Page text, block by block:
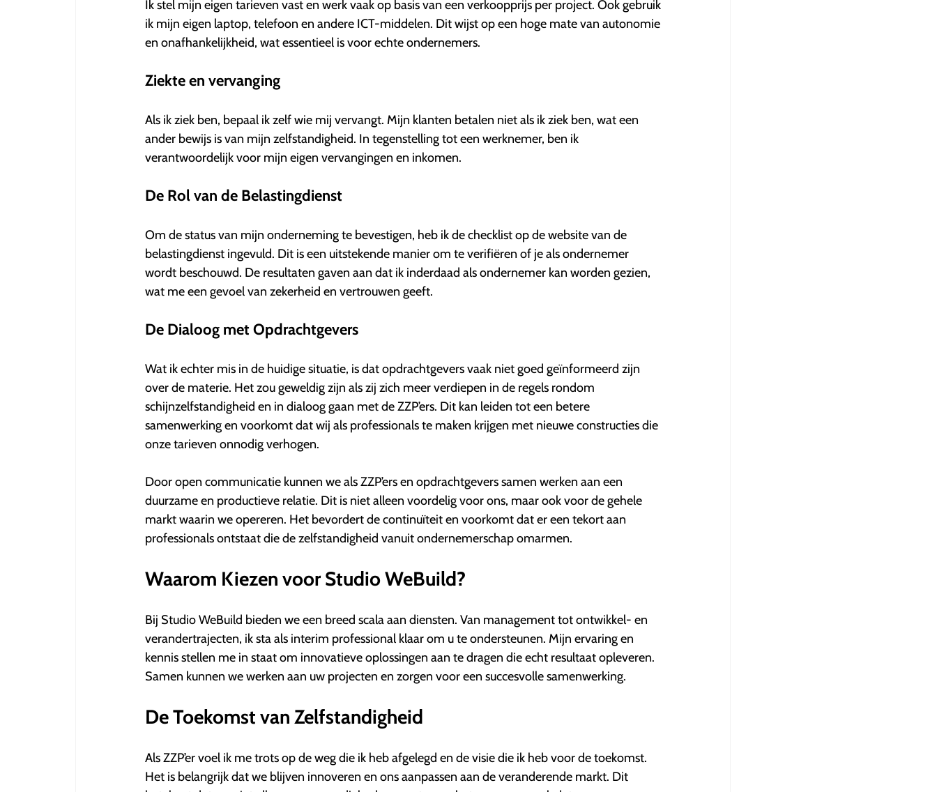
Ik stel mijn eigen tarieven vast en werk vaak op basis van een verkoopprijs per project. Ook gebruik
ik mijn eigen laptop, telefoon en andere ICT-middelen. Dit wijst op een hoge mate van autonomie
en onafhankelijkheid, wat essentieel is voor echte ondernemers.
Ziekte en vervanging
Als ik ziek ben, bepaal ik zelf wie mij vervangt. Mijn klanten betalen niet als ik ziek ben, wat een
ander bewijs is van mijn zelfstandigheid. In tegenstelling tot een werknemer, ben ik
verantwoordelijk voor mijn eigen vervangingen en inkomen.
De Rol van de Belastingdienst
Om de status van mijn onderneming te bevestigen, heb ik de checklist op de website van de
belastingdienst ingevuld. Dit is een uitstekende manier om te verifiëren of je als ondernemer
wordt beschouwd. De resultaten gaven aan dat ik inderdaad als ondernemer kan worden gezien,
wat me een gevoel van zekerheid en vertrouwen geeft.
De Dialoog met Opdrachtgevers
Wat ik echter mis in de huidige situatie, is dat opdrachtgevers vaak niet goed geïnformeerd zijn
over de materie. Het zou geweldig zijn als zij zich meer verdiepen in de regels rondom
schijnzelfstandigheid en in dialoog gaan met de ZZP’ers. Dit kan leiden tot een betere
samenwerking en voorkomt dat wij als professionals te maken krijgen met nieuwe constructies die
onze tarieven onnodig verhogen.
Door open communicatie kunnen we als ZZP’ers en opdrachtgevers samen werken aan een
duurzame en productieve relatie. Dit is niet alleen voordelig voor ons, maar ook voor de gehele
markt waarin we opereren. Het bevordert de continuïteit en voorkomt dat er een tekort aan
professionals ontstaat die de zelfstandigheid vanuit ondernemerschap omarmen.
Waarom Kiezen voor Studio WeBuild?
Bij Studio WeBuild bieden we een breed scala aan diensten. Van management tot ontwikkel- en
verandertrajecten, ik sta als interim professional klaar om u te ondersteunen. Mijn ervaring en
kennis stellen me in staat om innovatieve oplossingen aan te dragen die echt resultaat opleveren.
Samen kunnen we werken aan uw projecten en zorgen voor een succesvolle samenwerking.
De Toekomst van Zelfstandigheid
Als ZZP’er voel ik me trots op de weg die ik heb afgelegd en de visie die ik heb voor de toekomst.
Het is belangrijk dat we blijven innoveren en ons aanpassen aan de veranderende markt. Dit